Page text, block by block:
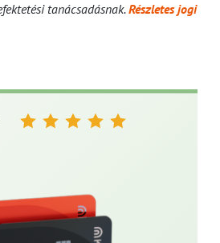
tanácsadásnak.Részletes jogi